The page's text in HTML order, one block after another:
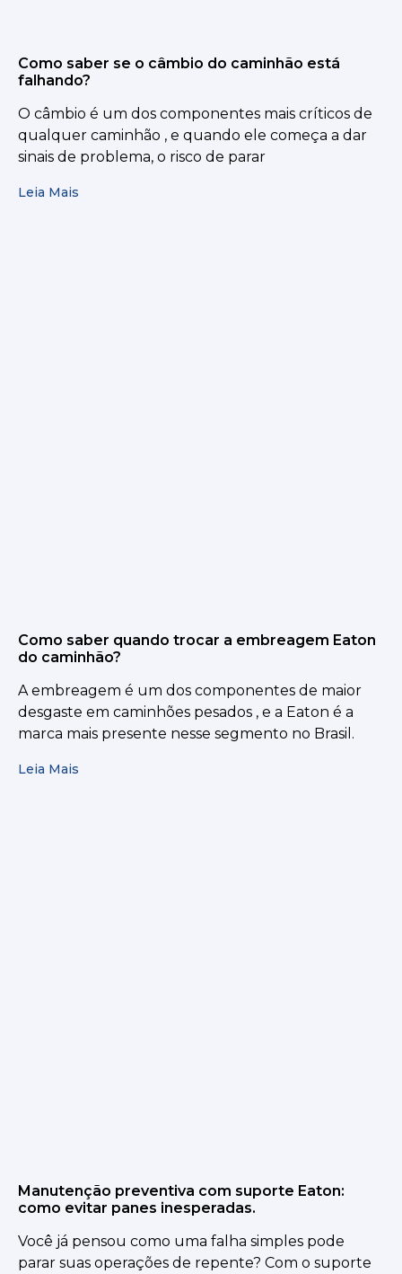
Como saber se o câmbio do caminhão está
falhando?
O câmbio é um dos componentes mais críticos de
qualquer caminhão , e quando ele começa a dar
sinais de problema, o risco de parar
Leia Mais
Como saber quando trocar a embreagem Eaton
do caminhão?
A embreagem é um dos componentes de maior
desgaste em caminhões pesados , e a Eaton é a
marca mais presente nesse segmento no Brasil.
Leia Mais
Manutenção preventiva com suporte Eaton:
como evitar panes inesperadas.
Você já pensou como uma falha simples pode
parar suas operações de repente? Com o suporte